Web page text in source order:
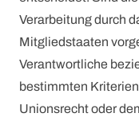
Verarbeitung durch
Mitgliedstaaten
Verantwortliche
bestimmten
Unionsrecht oder